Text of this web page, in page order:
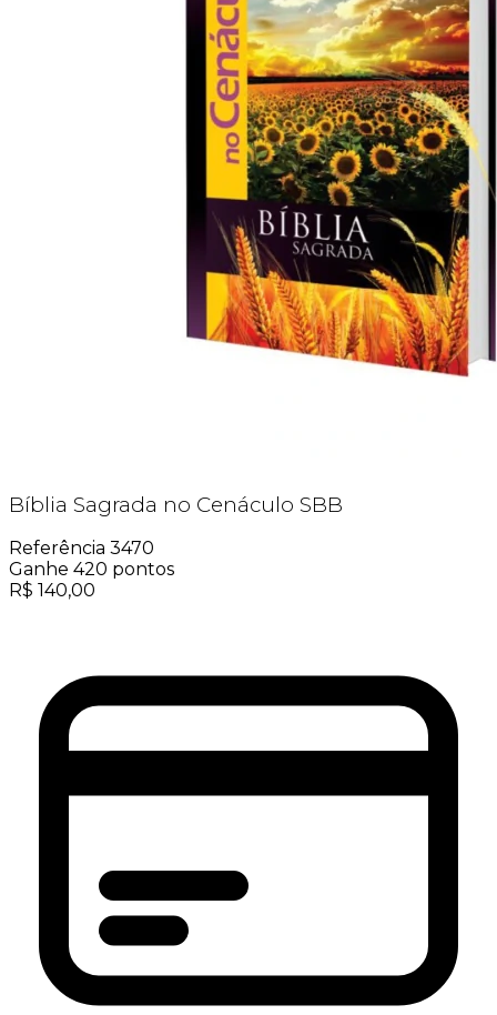
Bíblia Sagrada no Cenáculo SBB
Referência 3470
Ganhe 420 pontos
R$ 140,00